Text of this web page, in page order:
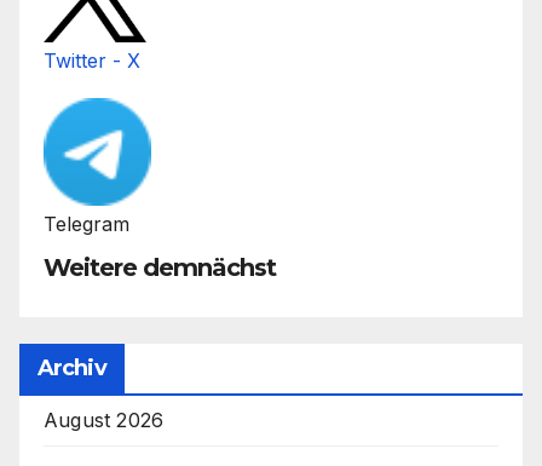
Twitter - X
Telegram
Weitere demnächst
Archiv
August 2026